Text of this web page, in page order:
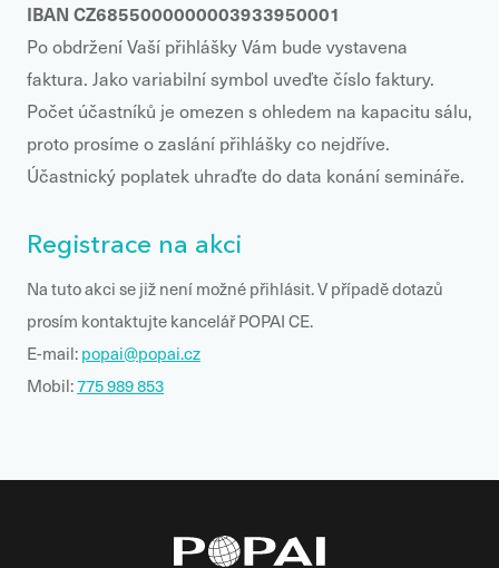
IBAN CZ6855000000003933950001
Po obdržení Vaší přihlášky Vám bude vystavena
faktura. Jako variabilní symbol uveďte číslo faktury.
Počet účastníků je omezen s ohledem na kapacitu sálu,
proto prosíme o zaslání přihlášky co nejdříve.
Účastnický poplatek uhraďte do data konání semináře.
Registrace na akci
Na tuto akci se již není možné přihlásit. V případě dotazů
prosím kontaktujte kancelář POPAI CE.
E-mail: popai@popai.cz
Mobil:775 989 853